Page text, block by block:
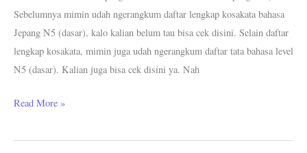
Sebelumnya mimin udah ngerangkum daftar lengkap kosakata bahasa
Jepang N5 (dasar), kalo kalian belum tau bisa cek disini. Selain daftar
lengkap kosakata, mimin juga udah ngerangkum daftar tata bahasa level
N5 (dasar). Kalian juga bisa cek disini ya. Nah
Read More »